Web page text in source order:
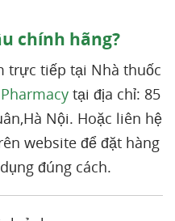
chính hãng?
trực tiếp tại Nhà thuốc
tại địa chỉ: 85
Nội. Hoặc liên hệ
website để đặt hàng
đúng cách.